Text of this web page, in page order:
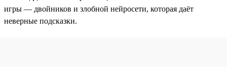
игры — двойников и злобной нейросети, которая даёт
неверные подсказки.